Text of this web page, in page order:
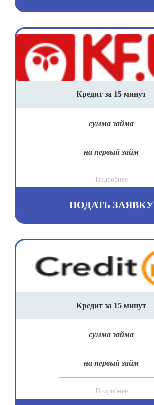
Кредит за 15 минут
сумма займа
на первый займ
Подробнее
ПОДАТЬ ЗАЯВКУ
Кредит за 15 минут
сумма займа
на первый займ
Подробнее